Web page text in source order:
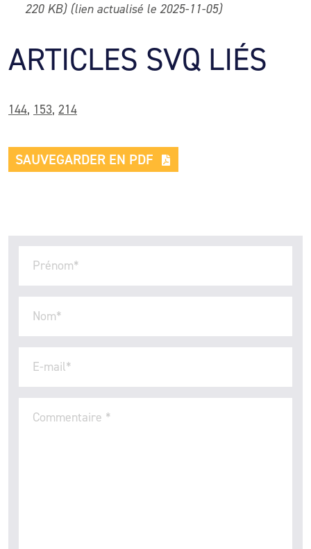
220 KB) (lien actualisé le 2025-11-05)
ARTICLES SVQ LIÉS
144, 153, 214
SAUVEGARDER EN PDF
Commentaire *
Prénom*
E-mail*
Nom*